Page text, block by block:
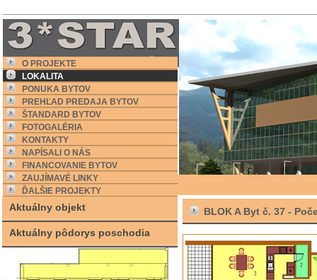
O PROJEKTE
LOKALITA
PONUKA BYTOV
PREHĽAD PREDAJA BYTOV
ŠTANDARD BYTOV
FOTOGALÉRIA
KONTAKTY
NAPÍSALI O NÁS
FINANCOVANIE BYTOV
ZAUJÍMAVÉ LINKY
ĎALŠIE PROJEKTY
Aktuálny objekt
Aktuálny pôdorys poschodia
BLOK A Byt č. 37 -